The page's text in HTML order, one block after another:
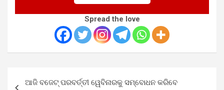
Spread the love
ଆଜି ବଜେଟ୍ ପରବର୍ତ୍ତୀ ୱେବିନାରକୁ ସମ୍ବୋଧନ କରିବେ